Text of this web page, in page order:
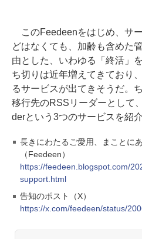
このFeedeenをはじめ、サ
どはなくても、加齢も含めた
由とした、いわゆる「終活」
ち切りは近年増えてきており
るサービスが出てきそうだ。
移行先のRSSリーダーとして
derという3つのサービスを紹介
長きにわたるご愛用、まことに
（Feedeen）
https://feedeen.blogspot.com/
support.html
告知のポスト（X）
https://x.com/feedeen/status/